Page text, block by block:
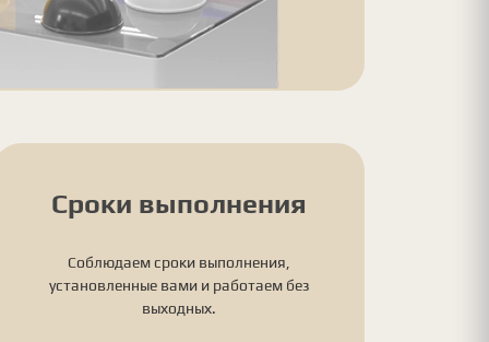
Сроки выполнения
Соблюдаем сроки выполнения,
установленные вами и работаем без
выходных.